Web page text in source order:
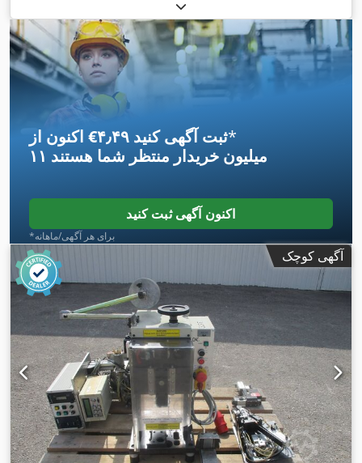
اکنون از ‎€۴٫۴۹ ثبت آگهی کنید*
۱۱ میلیون خریدار منتظر شما هستند
اکنون آگهی ثبت کنید
*برای هر آگهی/ماهانه
آگهی کوچک